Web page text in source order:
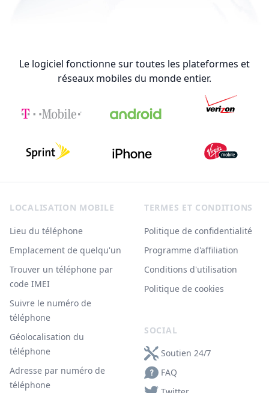
Le logiciel fonctionne sur toutes les plateformes et
réseaux mobiles du monde entier.
LOCALISATION MOBILE
Lieu du téléphone
Emplacement de quelqu'un
Trouver un téléphone par
code IMEI
Suivre le numéro de
téléphone
Géolocalisation du
téléphone
Adresse par numéro de
téléphone
TERMES ET CONDITIONS
Politique de confidentialité
Programme d'affiliation
Conditions d'utilisation
Politique de cookies
SOCIAL
Soutien 24/7
FAQ